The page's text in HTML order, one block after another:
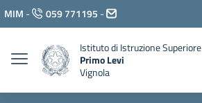
Vai ai contenuti
Vai al menu di navigazione
Vai al footer
MIM - 059 771195 -
Istituto di Istruzione Superiore
Primo Levi
Vignola